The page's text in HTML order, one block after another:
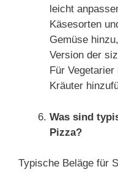
leicht
Käsesorten
Gemüse
Version der
Für
Kräuter
Was sind
Pizza?
Typische Beläge für